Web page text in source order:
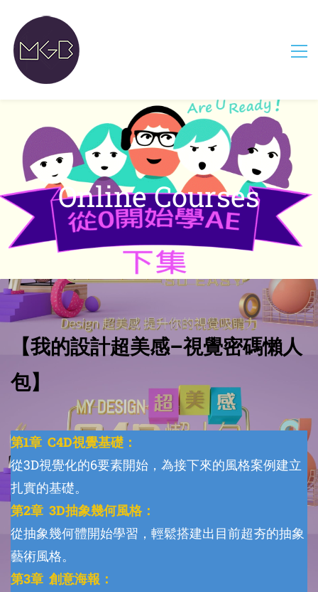
Online Courses
【我的設計超美感–視覺密碼懶人
包】
第1章 C4D視覺基礎：
從3D視覺化的6要素開始，為接下來的風格案例建立
扎實的基礎。
第2章 3D抽象幾何風格：
從抽象幾何體開始學習，輕鬆搭建出目前超夯的抽象
藝術風格。
第3章 創意海報：